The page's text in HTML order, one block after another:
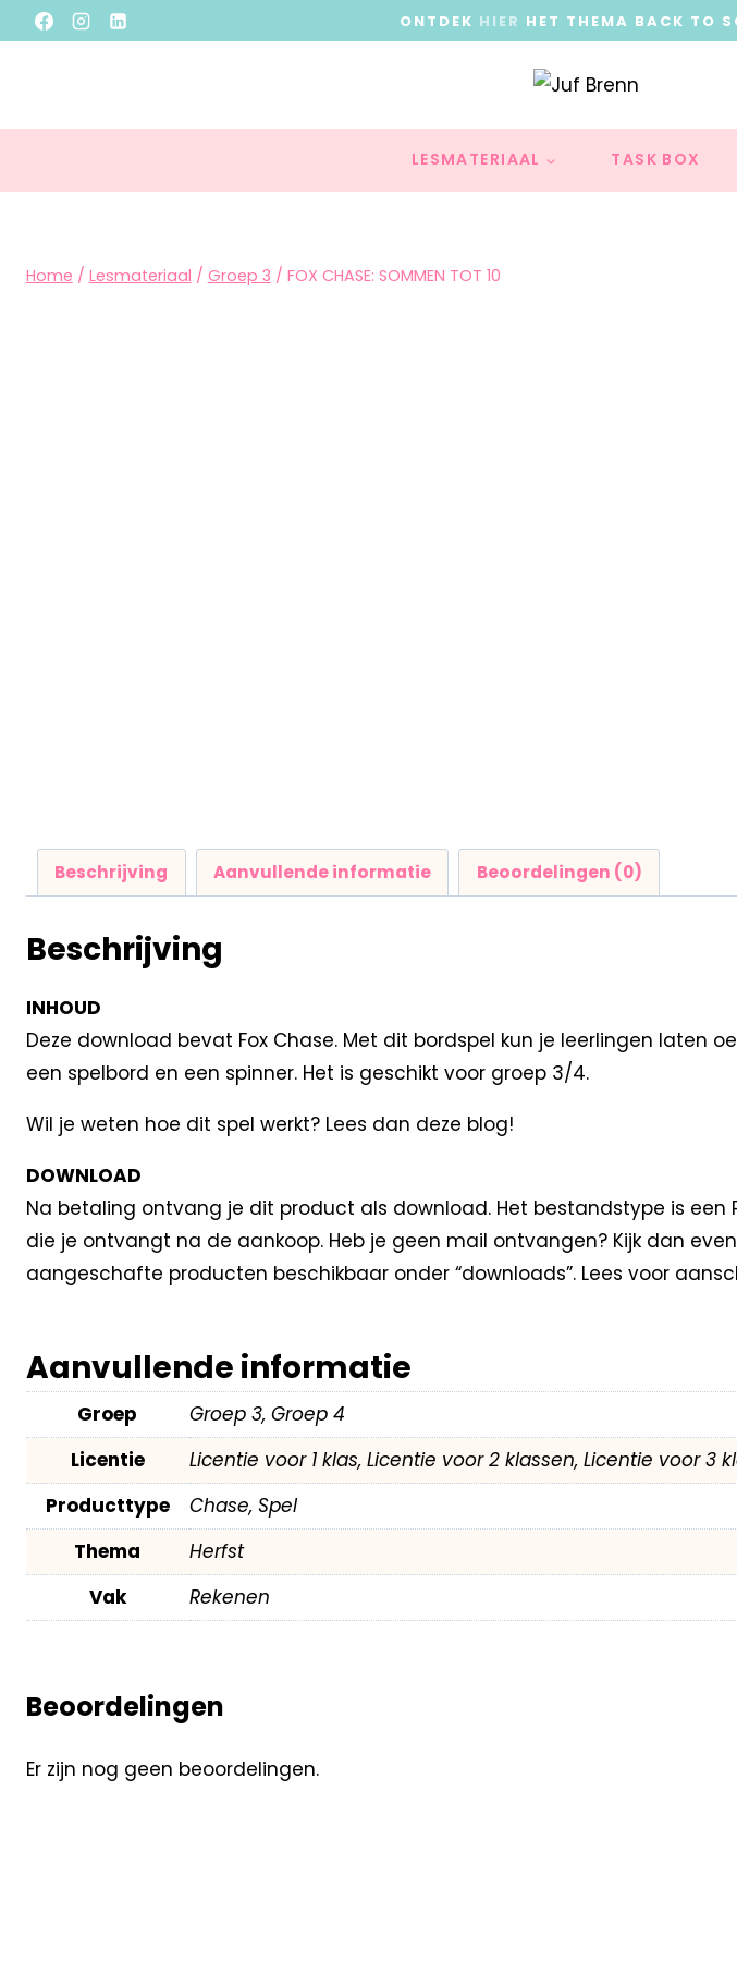
ONTDEK HIER HET THEMA BACK TO
LESMATERIAAL TASK BOX
Home / Lesmateriaal / Groep 3 / FOX CHASE: SOMMEN TOT 10
Beschrijving Aanvullende informatie Beoordelingen (0)
Beschrijving
INHOUD
Deze download bevat Fox Chase. Met dit bordspel kun je leerlingen
een spelbord en een spinner. Het is geschikt voor groep 3/4.
Wil je weten hoe dit spel werkt? Lees dan deze blog!
DOWNLOAD
Na betaling ontvang je dit product als download. Het bestandstype is
die je ontvangt na de aankoop. Heb je geen mail ontvangen? Kijk dan
aangeschafte producten beschikbaar onder “downloads”. Lees voor
Aanvullende informatie
Groep
Groep 3, Groep 4
Licentie
Licentie voor 1 klas, Licentie voor 2 klassen, Licentie voor
Producttype
Chase, Spel
Thema
Herfst
Vak
Rekenen
Beoordelingen
Er zijn nog geen beoordelingen.